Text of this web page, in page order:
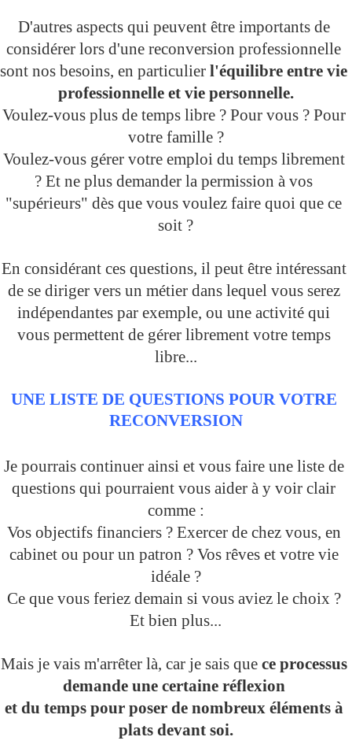
D'autres aspects qui peuvent être importants de
considérer lors d'une reconversion professionnelle
sont nos besoins, en particulier l'équilibre entre vie
professionnelle et vie personnelle.
Voulez-vous plus de temps libre ? Pour vous ? Pour
votre famille ?
Voulez-vous gérer votre emploi du temps librement
? Et ne plus demander la permission à vos
"supérieurs" dès que vous voulez faire quoi que ce
soit ?
En considérant ces questions, il peut être intéressant
de se diriger vers un métier dans lequel vous serez
indépendantes par exemple, ou une activité qui
vous permettent de gérer librement votre temps
libre...
UNE LISTE DE QUESTIONS POUR VOTRE
RECONVERSION
Je pourrais continuer ainsi et vous faire une liste de
questions qui pourraient vous aider à y voir clair
comme :
Vos objectifs financiers ? Exercer de chez vous, en
cabinet ou pour un patron ? Vos rêves et votre vie
idéale ?
Ce que vous feriez demain si vous aviez le choix ?
Et bien plus...
Mais je vais m'arrêter là, car je sais que ce processus
demande une certaine réflexion
et du temps pour poser de nombreux éléments à
plats devant soi.